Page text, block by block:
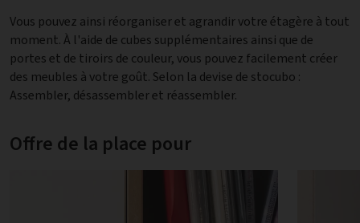
Vous pouvez ainsi réorganiser et agrandir votre étagère à tout
moment. À l'aide de cubes supplémentaires ainsi que de
portes et de tiroirs de couleur, vous pouvez facilement créer
des meubles à votre goût. Selon la devise de stocubo :
Assembler, désassembler et réassembler.
Offre de la place pour